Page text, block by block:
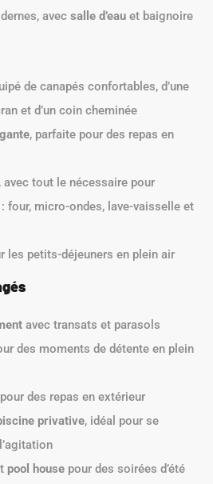
avec salle d’eau et baignoire
de canapés confortables, d’une
et d’un coin cheminée
, parfaite pour des repas en
, avec tout le nécessaire pour
four, micro-ondes, lave-vaisselle et
les petits-déjeuners en plein air
avec transats et parasols
des moments de détente en plein
des repas en extérieur
privative, idéal pour se
pool house pour des soirées d’été